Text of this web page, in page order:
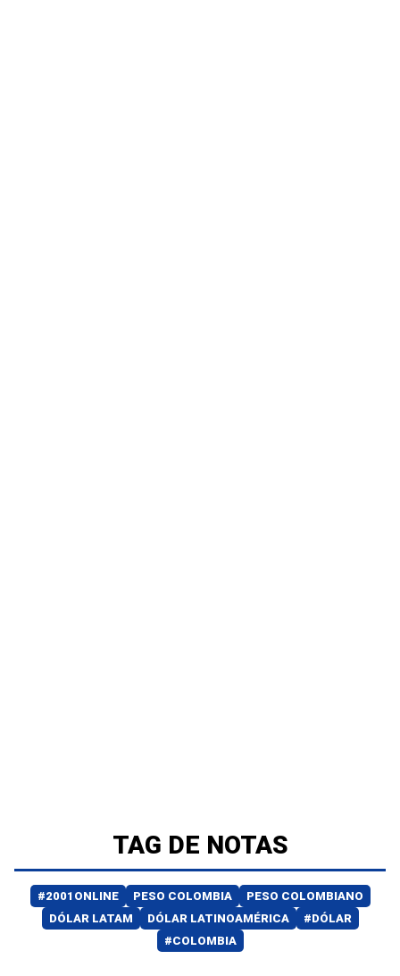
TAG DE NOTAS
#2001ONLINE PESO COLOMBIA
PESO COLOMBIANO
DÓLAR LATAM
DÓLAR LATINOAMÉRICA
#DÓLAR
#COLOMBIA